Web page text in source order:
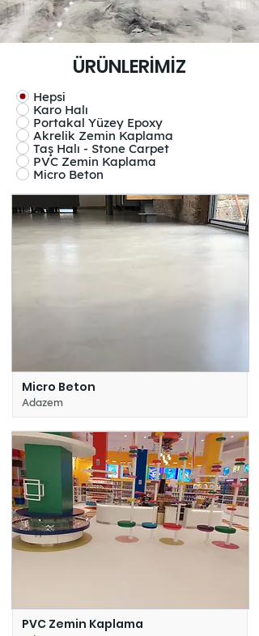
ÜRÜNLERİMİZ
Hepsi
Karo Halı
Portakal Yüzey Epoxy
Akrelik Zemin Kaplama
Taş Halı - Stone Carpet
PVC Zemin Kaplama
Micro Beton
Micro Beton
Adazem
PVC Zemin Kaplama